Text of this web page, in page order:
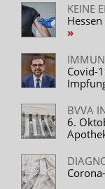
KEINE
Covid-
BVVA
6.